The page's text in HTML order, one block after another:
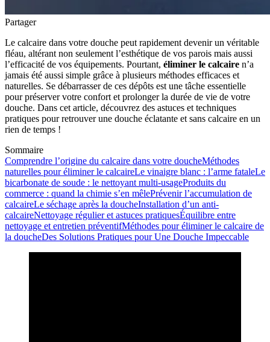
Partager
Le calcaire dans votre douche peut rapidement devenir un véritable
fléau, altérant non seulement l’esthétique de vos parois mais aussi
l’efficacité de vos équipements. Pourtant, éliminer le calcaire n’a
jamais été aussi simple grâce à plusieurs méthodes efficaces et
naturelles. Se débarrasser de ces dépôts est une tâche essentielle
pour préserver votre confort et prolonger la durée de vie de votre
douche. Dans cet article, découvrez des astuces et techniques
pratiques pour retrouver une douche éclatante et sans calcaire en un
rien de temps !
Sommaire
Comprendre l’origine du calcaire dans votre doucheMéthodes
naturelles pour éliminer le calcaireLe vinaigre blanc : l’arme fataleLe
bicarbonate de soude : le nettoyant multi-usageProduits du
commerce : quand la chimie s’en mêlePrévenir l’accumulation de
calcaireLe séchage après la doucheInstallation d’un anti-
calcaireNettoyage régulier et astuces pratiquesÉquilibre entre
nettoyage et entretien préventifMéthodes pour éliminer le calcaire de
la doucheDes Solutions Pratiques pour Une Douche Impeccable